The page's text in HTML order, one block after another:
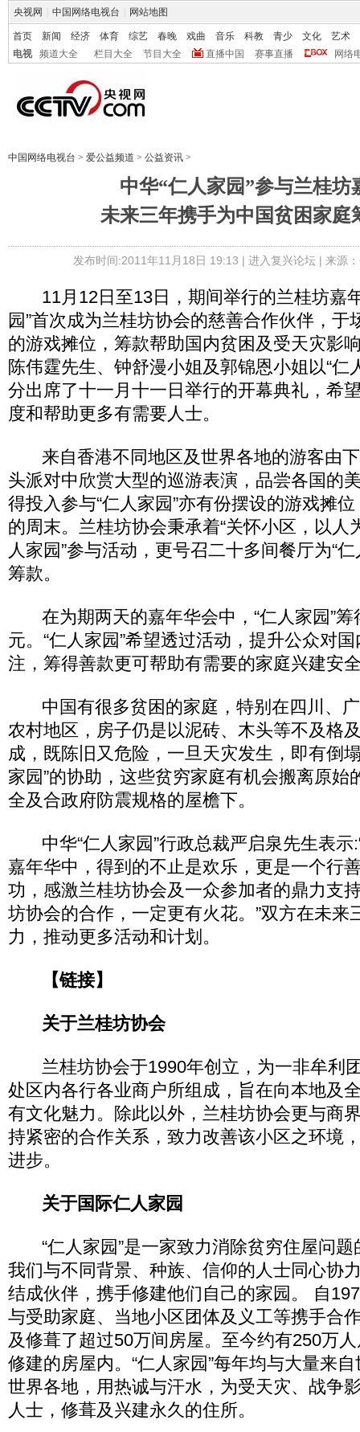
央视网 中国网络电视台 网站地图
首页 新闻 经济 体育 综艺 春晚 戏曲 音乐 科教 青少 文化
艺术
电视
频道大全 栏目大全 节目大全 直播中国 赛事直播 网络
中国网络电视台 > 爱公益频道 > 公益资讯 >
中华“仁人家园”参与兰桂坊
未来三年携手为中国贫困家庭
发布时间:2011年11月18日 19:13 | 进入复兴论坛| 来源
11月12日至13日，期间举行的兰桂坊嘉
园”首次成为兰桂坊协会的慈善合作伙伴，于
的游戏摊位，筹款帮助国内贫困及受天灾影
陈伟霆先生、钟舒漫小姐及郭锦恩小姐以“仁
分出席了十一月十一日举行的开幕典礼，希
度和帮助更多有需要人士。
来自香港不同地区及世界各地的游客由下
头派对中欣赏大型的巡游表演，品尝各国的
得投入参与“仁人家园”亦有份摆设的游戏摊
的周末。兰桂坊协会秉承着“关怀小区，以人
人家园”参与活动，更号召二十多间餐厅为“
筹款。
在为期两天的嘉年华会中，“仁人家园”筹
元。“仁人家园”希望透过活动，提升公众对
注，筹得善款更可帮助有需要的家庭兴建安
中国有很多贫困的家庭，特别在四川、广
农村地区，房子仍是以泥砖、木头等不及格
成，既陈旧又危险，一旦天灾发生，即有倒
家园”的协助，这些贫穷家庭有机会搬离原始
全及合政府防震规格的屋檐下。
中华“仁人家园”行政总裁严启泉先生表示
嘉年华中，得到的不止是欢乐，更是一个行
功，感激兰桂坊协会及一众参加者的鼎力支
坊协会的合作，一定更有火花。”双方在未来
力，推动更多活动和计划。
【链接】
关于兰桂坊协会
兰桂坊协会于1990年创立，为一非牟利
处区内各行各业商户所组成，旨在向本地及
有文化魅力。除此以外，兰桂坊协会更与商
持紧密的合作关系，致力改善该小区之环境
进步。
关于国际仁人家园
“仁人家园”是一家致力消除贫穷住屋问题
我们与不同背景、种族、信仰的人士同心协
结成伙伴，携手修建他们自己的家园。 自
与受助家庭、当地小区团体及义工等携手合
及修葺了超过50万间房屋。至今约有250万人
修建的房屋内。“仁人家园”每年均与大量来
世界各地，用热诚与汗水，为受天灾、战争
人士，修葺及兴建永久的住所。